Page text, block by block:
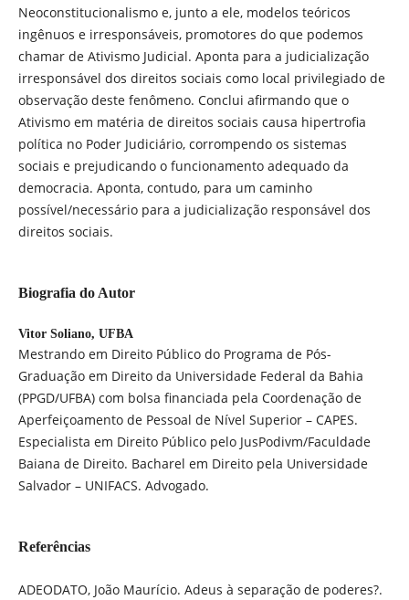
Neoconstitucionalismo e, junto a ele, modelos teóricos
ingênuos e irresponsáveis, promotores do que podemos
chamar de Ativismo Judicial. Aponta para a judicialização
irresponsável dos direitos sociais como local privilegiado de
observação deste fenômeno. Conclui afirmando que o
Ativismo em matéria de direitos sociais causa hipertrofia
política no Poder Judiciário, corrompendo os sistemas
sociais e prejudicando o funcionamento adequado da
democracia. Aponta, contudo, para um caminho
possível/necessário para a judicialização responsável dos
direitos sociais.
Biografia do Autor
Vitor Soliano, UFBA
Mestrando em Direito Público do Programa de Pós-
Graduação em Direito da Universidade Federal da Bahia
(PPGD/UFBA) com bolsa financiada pela Coordenação de
Aperfeiçoamento de Pessoal de Nível Superior – CAPES.
Especialista em Direito Público pelo JusPodivm/Faculdade
Baiana de Direito. Bacharel em Direito pela Universidade
Salvador – UNIFACS. Advogado.
Referências
ADEODATO, João Maurício. Adeus à separação de poderes?.